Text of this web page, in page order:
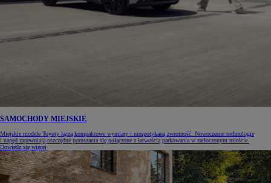
SAMOCHODY MIEJSKIE
Miejskie modele Toyoty łączą kompaktowe wymiary i niespotykaną zwrotność. Nowoczesne technologie
i napęd zapewniają oszczędne poruszania się połączone z łatwością parkowania w zatłoczonym mieście.
Dowiedz się więcej